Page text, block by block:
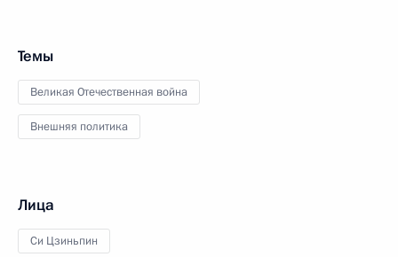
Темы
Великая Отечественная война
Внешняя политика
Лица
Си Цзиньпин